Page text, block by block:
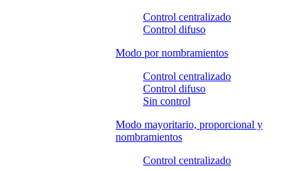
Control centralizado
Control difuso
Modo por nombramientos
Control centralizado
Control difuso
Sin control
Modo mayoritario, proporcional y
nombramientos
Control centralizado